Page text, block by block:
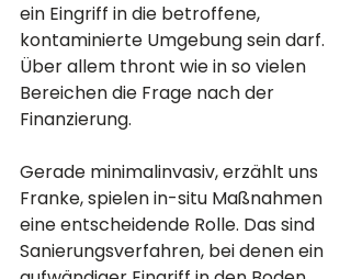
ein Eingriff in die betroffene,
kontaminierte Umgebung sein darf.
Über allem thront wie in so vielen
Bereichen die Frage nach der
Finanzierung.
Gerade minimalinvasiv, erzählt uns
Franke, spielen in-situ Maßnahmen
eine entscheidende Rolle. Das sind
Sanierungsverfahren, bei denen ein